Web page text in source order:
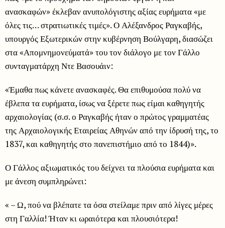
ανασκαφών» έκλεβαν ανυπολόγιστης αξίας ευρήματα «με
όλες τις… στρατιωτικές τιμές». Ο Αλέξανδρος Ραγκαβής,
υπουργός Εξωτερικών στην κυβέρνηση Βούλγαρη, διασώζει
στα «Απομνημονεύματά» του τον διάλογο με τον Γάλλο
συνταγματάρχη Ντε Βασουάιν:
«Έμαθα πως κάνετε ανασκαφές. Θα επιθυμούσα πολύ να
έβλεπα τα ευρήματα, ίσως να ξέρετε πως είμαι καθηγητής
αρχαιολογίας (σ.σ. ο Ραγκαβής ήταν ο πρώτος γραμματέας
της Αρχαιολογικής Εταιρείας Αθηνών από την ίδρυσή της, το
1837, και καθηγητής στο πανεπιστήμιο από το 1844)».
Ο Γάλλος αξιωματικός του δείχνει τα πλούσια ευρήματα και
με άνεση συμπληρώνει:
« – Ω, πού να βλέπατε τα όσα στείλαμε πριν από λίγες μέρες
στη Γαλλία! Ήταν κι ωραιότερα και πλουσιότερα!